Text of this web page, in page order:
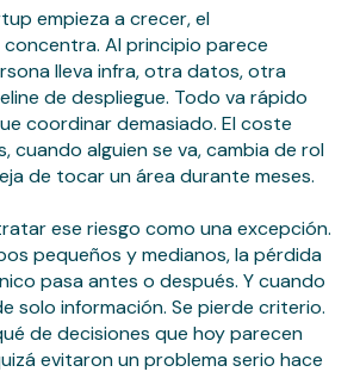
empieza a crecer, el
Al principio parece
lleva infra, otra datos, otra
de despliegue. Todo va rápido
coordinar demasiado. El coste
cuando alguien se va, cambia de rol
de tocar un área durante meses.
ese riesgo como una excepción.
pequeños y medianos, la pérdida
pasa antes o después. Y cuando
solo información. Se pierde criterio.
de decisiones que hoy parecen
evitaron un problema serio hace